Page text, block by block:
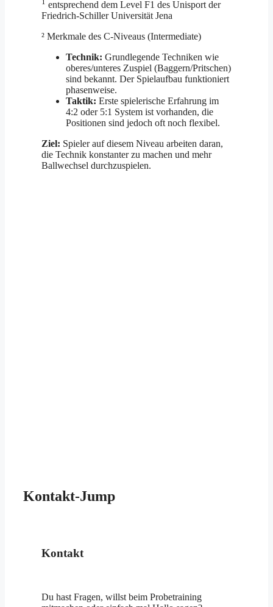
entsprechend dem Level F1 des Unisport der
Friedrich-Schiller Universität Jena
² Merkmale des C-Niveaus (Intermediate)
Technik: Grundlegende Techniken wie
oberes/unteres Zuspiel (Baggern/Pritschen)
sind bekannt. Der Spielaufbau funktioniert
phasenweise.
Taktik: Erste spielerische Erfahrung im
4:2 oder 5:1 System ist vorhanden, die
Positionen sind jedoch oft noch flexibel.
Ziel: Spieler auf diesem Niveau arbeiten daran,
die Technik konstanter zu machen und mehr
Ballwechsel durchzuspielen.
Kontakt-Jump
Kontakt
Du hast Fragen, willst beim Probetraining